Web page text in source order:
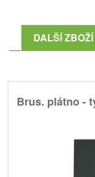
DALŠÍ
Brus. plátno -